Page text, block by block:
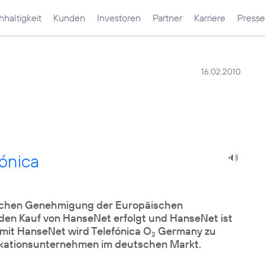
Kunden Investoren Partner Karriere Presse
16.02.2010
Genehmigung der Europäischen
Kauf von HanseNet erfolgt und HanseNet ist
HanseNet wird Telefónica O2 Germany zu
im deutschen Markt.